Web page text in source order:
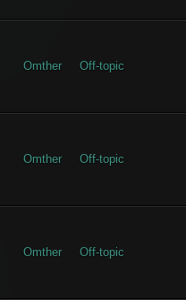
Omther Off-topic
Omther Off-topic
Omther Off-topic